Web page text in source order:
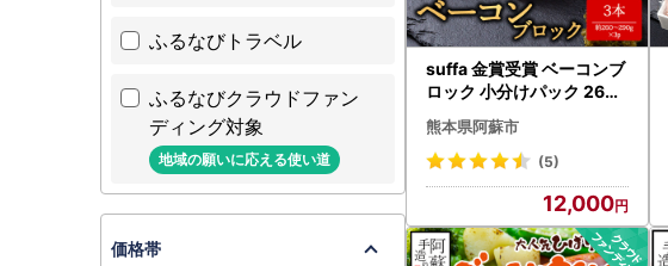
suffa 金賞受賞 ベーコンブ
ロック 小分けパック 260g
～290g×3 計780g以上 ひ
ばり工房 おつまみ 豚肉 ス
モーク 熊本県 阿蘇市
熊本県阿蘇市
(5)
12,000
ふるなびトラベル
ふるなびクラウドファン
ディング対象
地域の願いに応える使い道
価格帯